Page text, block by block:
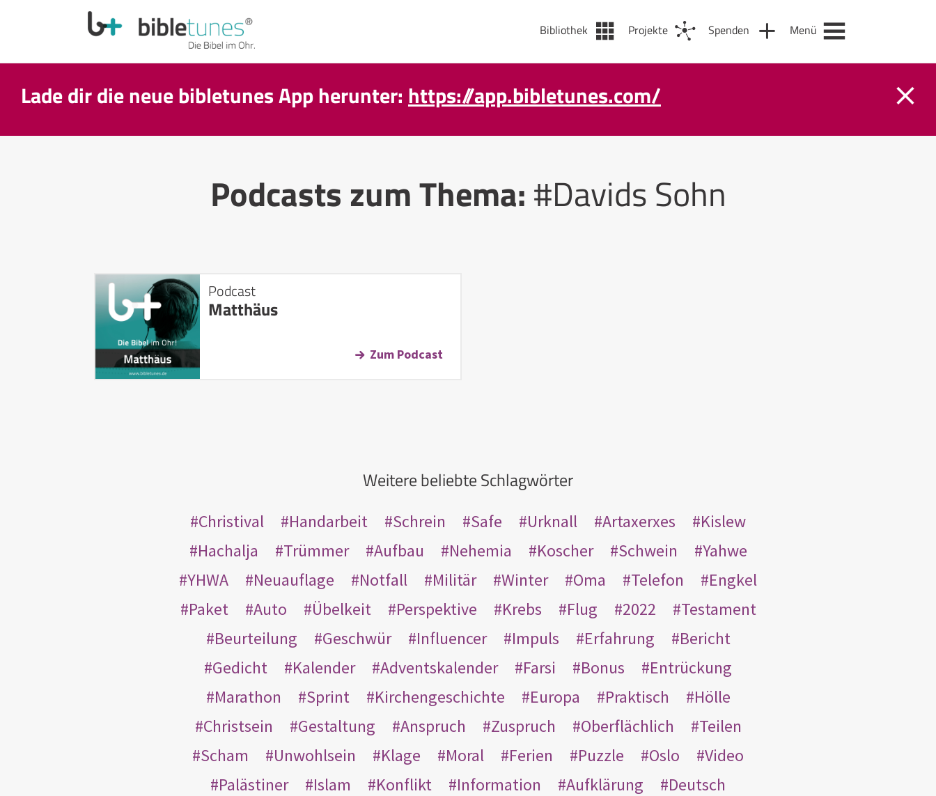
Bibliothek Projekte Spenden Menü
Lade dir die neue bibletunes App herunter: https://app.bibletunes.com/
Podcasts zum Thema:#Davids Sohn
Podcast
Matthäus
Zum Podcast
Weitere beliebte Schlagwörter
Christival Handarbeit Schrein Safe Urknall Artaxerxes
Kislew
Hachalja
Trümmer Aufbau Nehemia Koscher Schwein
Yahwe
YHWA
Neuauflage Notfall Militär Winter Oma Telefon
Engkel
Paket
Auto Übelkeit Perspektive Krebs Flug 2022
Testament
Beurteilung
Geschwür Influencer Impuls Erfahrung
Bericht
Gedicht
Kalender Adventskalender Farsi Bonus
Entrückung
Marathon
Sprint Kirchengeschichte Europa Praktisch
Hölle
Christsein
Gestaltung Anspruch Zuspruch Oberflächlich
Teilen
Scham
Unwohlsein Klage Moral Ferien Puzzle Oslo
Video
Palästiner
Islam Konflikt Information Aufklärung
Deutsch